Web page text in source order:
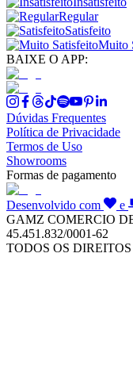
Regular
Satisfeito
Muito
BAIXE O APP:
Dúvidas Frequentes
Política de Privacidade
Termos de Uso
Showrooms
Formas de pagamento
Desenvolvido com e
GAMZ COMERCIO
45.451.832/0001-62
TODOS OS